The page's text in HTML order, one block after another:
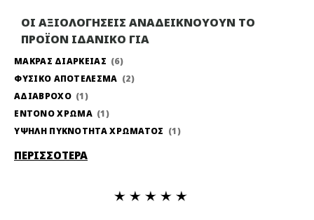
ΟΙ ΑΞΙΟΛΟΓΗΣΕΙΣ ΑΝΑΔΕΙΚΝΟΥΟΥΝ ΤΟ
ΠΡΟΪΟΝ ΙΔΑΝΙΚΟ ΓΙΑ
ΜΑΚΡΑΣ ΔΙΑΡΚΕΙΑΣ
6
ΦΥΣΙΚΟ ΑΠΟΤΕΛΕΣΜΑ
2
ΑΔΙΑΒΡΟΧΟ
1
ΕΝΤΟΝΟ ΧΡΩΜΑ
1
ΥΨΗΛΗ ΠΥΚΝΟΤΗΤΑ ΧΡΩΜΑΤΟΣ
1
ΠΕΡΙΣΣΟΤΕΡΑ